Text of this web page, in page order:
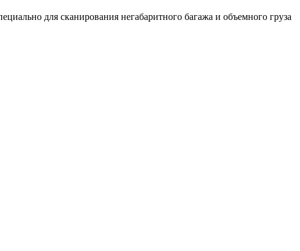
для сканирования негабаритного багажа и объемного груза